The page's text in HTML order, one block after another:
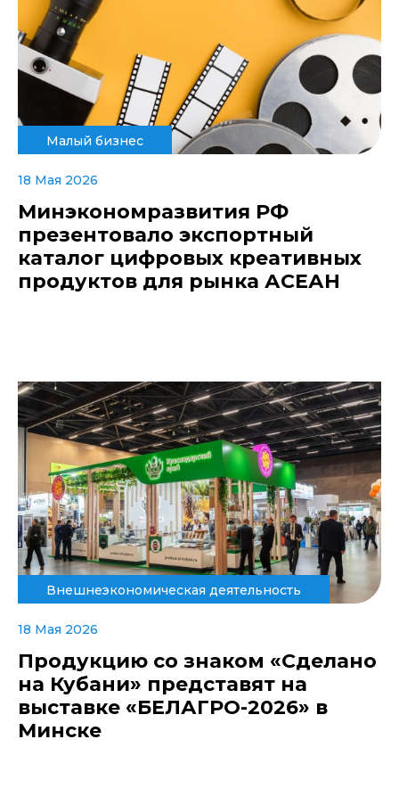
Малый бизнес
18 Мая 2026
Минэкономразвития РФ
презентовало экспортный
каталог цифровых креативных
продуктов для рынка АСЕАН
Внешнеэкономическая деятельность
18 Мая 2026
Продукцию со знаком «Сделано
на Кубани» представят на
выставке «БЕЛАГРО-2026» в
Минске